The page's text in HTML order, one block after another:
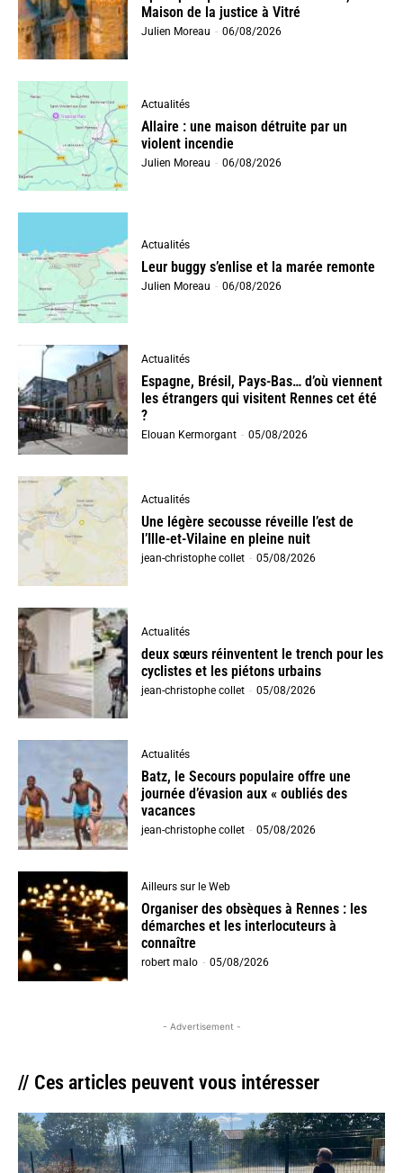
Maison de la justice à Vitré
Julien Moreau - 06/08/2026
Actualités
Allaire : une maison détruite par un
violent incendie
Julien Moreau - 06/08/2026
Actualités
Leur buggy s’enlise et la marée remonte
Julien Moreau - 06/08/2026
Actualités
Espagne, Brésil, Pays-Bas… d’où viennent
les étrangers qui visitent Rennes cet été
?
Elouan Kermorgant - 05/08/2026
Actualités
Une légère secousse réveille l’est de
l’Ille-et-Vilaine en pleine nuit
jean-christophe collet - 05/08/2026
Actualités
deux sœurs réinventent le trench pour les
cyclistes et les piétons urbains
jean-christophe collet - 05/08/2026
Actualités
Batz, le Secours populaire offre une
journée d’évasion aux « oubliés des
vacances
jean-christophe collet - 05/08/2026
Ailleurs sur le Web
Organiser des obsèques à Rennes : les
démarches et les interlocuteurs à
connaître
robert malo - 05/08/2026
- Advertisement -
// Ces articles peuvent vous intéresser